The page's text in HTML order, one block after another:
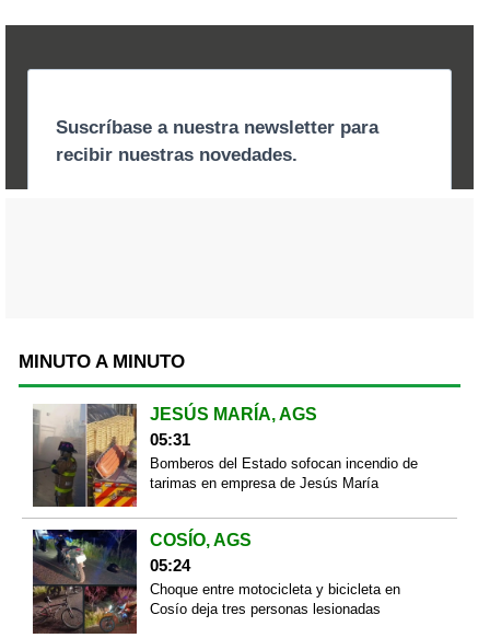
MINUTO A MINUTO
JESÚS MARÍA, AGS
05:31
Bomberos del Estado sofocan incendio de
tarimas en empresa de Jesús María
COSÍO, AGS
05:24
Choque entre motocicleta y bicicleta en
Cosío deja tres personas lesionadas